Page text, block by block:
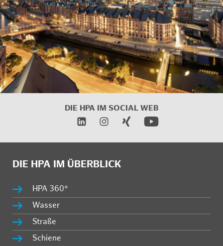
DIE HPA IM SOCIAL WEB
DIE HPA IM ÜBERBLICK
HPA 360°
Wasser
Straße
Schiene